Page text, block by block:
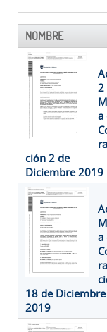
NOMBRE
2
a
ción 2 de
Diciembre 2019
a
18 de Diciembre
2019